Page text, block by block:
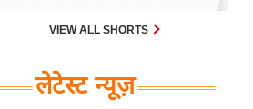
VIEW ALL SHORTS
लेटेस्ट न्यूज़